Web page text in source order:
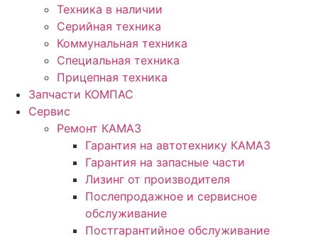
Техника в наличии
Серийная техника
Коммунальная техника
Специальная техника
Прицепная техника
Запчасти КОМПАС
Сервис
Ремонт КАМАЗ
Гарантия на автотехнику КАМАЗ
Гарантия на запасные части
Лизинг от производителя
Послепродажное и сервисное
обслуживание
Постгарантийное обслуживание